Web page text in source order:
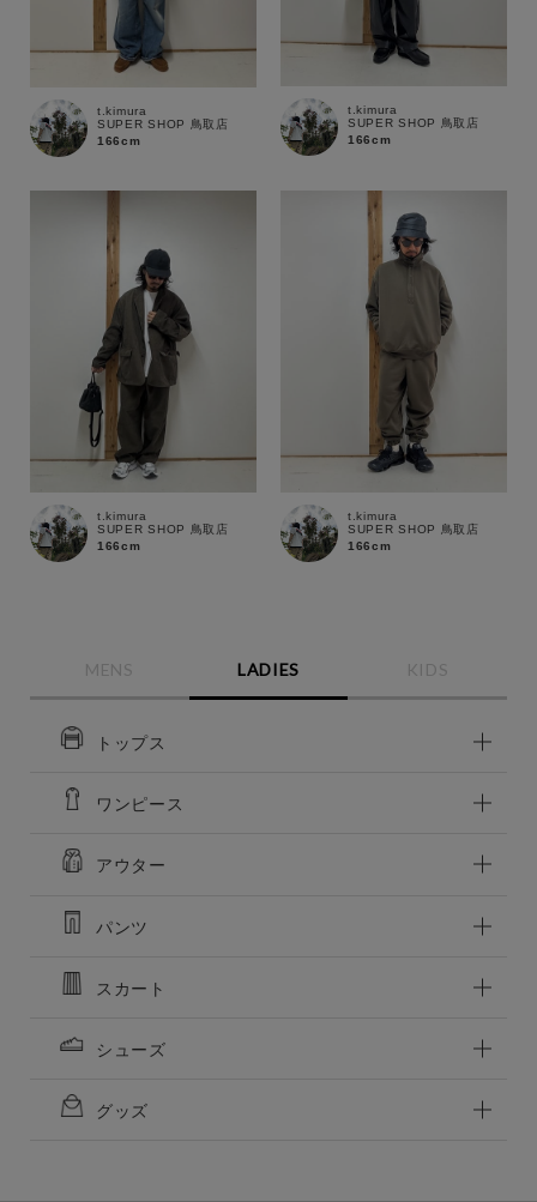
t.kimura
SUPER SHOP 鳥取店
166cm
t.kimura
SUPER SHOP 鳥取店
166cm
t.kimura
SUPER SHOP 鳥取店
166cm
t.kimura
SUPER SHOP 鳥取店
166cm
MENS LADIES KIDS
トップス
ワンピース
アウター
パンツ
スカート
シューズ
グッズ